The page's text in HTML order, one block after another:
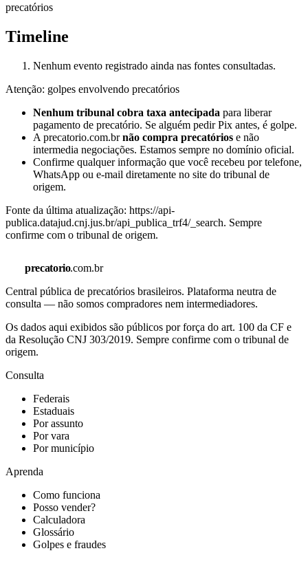
precatórios
Timeline
Nenhum evento registrado ainda nas fontes consultadas.
Atenção: golpes envolvendo precatórios
Nenhum tribunal cobra taxa antecipada para liberar
pagamento de precatório. Se alguém pedir Pix antes, é golpe.
A precatorio.com.brnão compra precatórios e não
intermedia negociações. Estamos sempre no domínio oficial.
Confirme qualquer informação que você recebeu por telefone,
WhatsApp ou e-mail diretamente no site do tribunal de
origem.
Fonte da última atualização: https://api-
publica.datajud.cnj.jus.br/api_publica_trf4/_search. Sempre
confirme com o tribunal de origem.
precatorio.com.br
Central pública de precatórios brasileiros. Plataforma neutra de
consulta — não somos compradores nem intermediadores.
Os dados aqui exibidos são públicos por força do art. 100 da CF e
da Resolução CNJ 303/2019. Sempre confirme com o tribunal de
origem.
Consulta
Federais
Estaduais
Por assunto
Por vara
Por município
Aprenda
Como funciona
Posso vender?
Calculadora
Glossário
Golpes e fraudes